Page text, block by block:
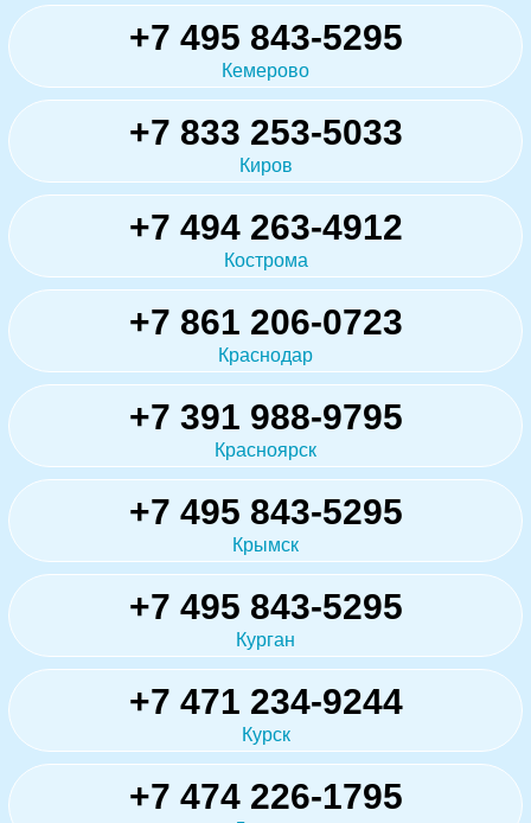
+7 495 843-5295
Кемерово
+7 833 253-5033
Киров
+7 494 263-4912
Кострома
+7 861 206-0723
Краснодар
+7 391 988-9795
Красноярск
+7 495 843-5295
Крымск
+7 495 843-5295
Курган
+7 471 234-9244
Курск
+7 474 226-1795